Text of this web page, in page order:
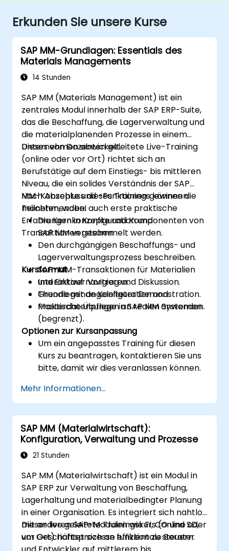
Erkunden Sie unsere Kurse
SAP MM-Grundlagen: Essentials des
Materials Managements
14 Stunden
SAP MM (Materials Management) ist ein
zentrales Modul innerhalb der SAP ERP-Suite,
das die Beschaffung, die Lagerverwaltung und
die materialplanenden Prozesse in einem
Unternehmen abwickelt.
Dieses von Dozenten geleitete Live-Training
(online oder vor Ort) richtet sich an
Berufstätige auf dem Einstiegs- bis mittleren
Niveau, die ein solides Verständnis der SAP
MM-Konzepte und -Funktionen gewinnen
möchten, wobei auch erste praktische
Erfahrungen in Konfiguration und
Transaktionen gesammelt werden.
Nach Abschluss dieses Trainings können die
Teilnehmenden:
Die Kernkonzepte und Komponenten von
SAP MM verstehen.
Den durchgängigen Beschaffungs- und
Lagerverwaltungsprozess beschreiben.
SAP-MM-Transaktionen für Materialien
und Einkauf navigieren.
Grundlegende Konfiguration und
Masterdatenpflege in SAP MM anwenden.
Kursformat
Interaktiver Vortrag und Diskussion.
Theorie mit angeleiteter Demonstration.
Praktische Übungen an realen Systemen
(begrenzt).
Optionen zur Kursanpassung
Um ein angepasstes Training für diesen
Kurs zu beantragen, kontaktieren Sie uns
bitte, damit wir dies veranlassen können.
Mehr Informationen...
SAP MM (Materialwirtschaft):
Konfiguration, Verwaltung und Prozesse
21 Stunden
SAP MM (Materialwirtschaft) ist ein Modul in
SAP ERP zur Verwaltung von Beschaffung,
Lagerhaltung und materialbedingter Planung
in einer Organisation. Es integriert sich nahtlos
mit anderen SAP-Modulen wie FI, CO und SD,
um Geschäftsprozesse effizient zu steuern.
Dieser live geleitete Trainingskurs (online oder
vor Ort) richtet sich an funktionale Berater